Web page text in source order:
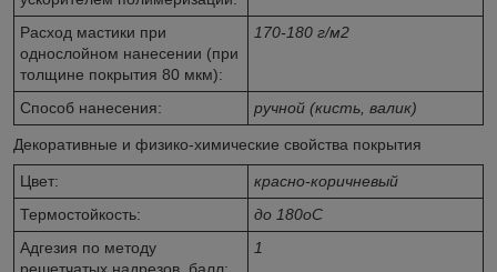
Расход мастики при
однослойном нанесении (при
толщине покрытия 80 мкм):
170-180 г/м2
Способ нанесения: ручной (кисть, валик)
Декоративные и физико-химические свойства покрытия
Цвет:
красно-коричневый
Термостойкость:
до 180оС
Адгезия по методу
решетчатых надрезов, балл:
1